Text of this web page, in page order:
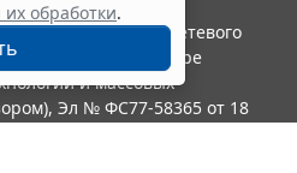
обработки.
в качестве сетевого
по надзору в сфере
и массовых
Эл № ФС77-58365 от 18